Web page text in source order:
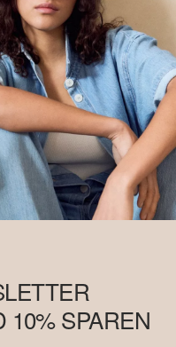
10% SPAREN